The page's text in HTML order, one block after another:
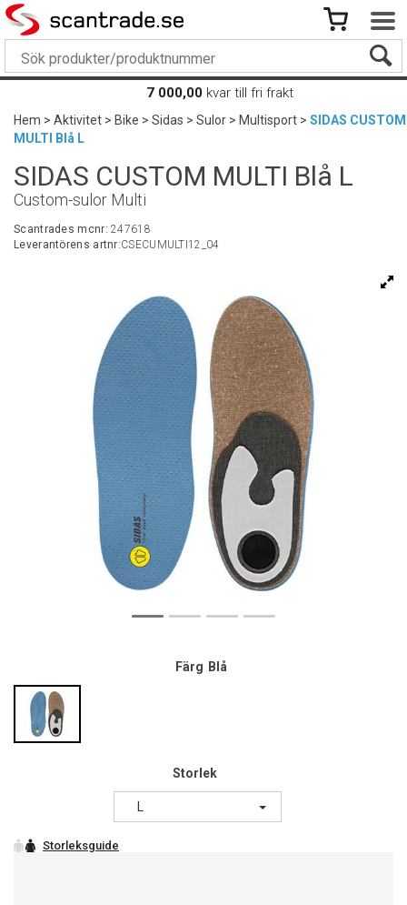
7 000,00 kvar till fri frakt
Hem>Aktivitet>Bike>Sidas>Sulor>Multisport>SIDAS CUSTOM
MULTI Blå L
SIDAS CUSTOM MULTI Blå L
Custom-sulor Multi
Scantrades mcnr:247618
Leverantörens artnr:CSECUMULTI12_04
Färg Blå
Storlek